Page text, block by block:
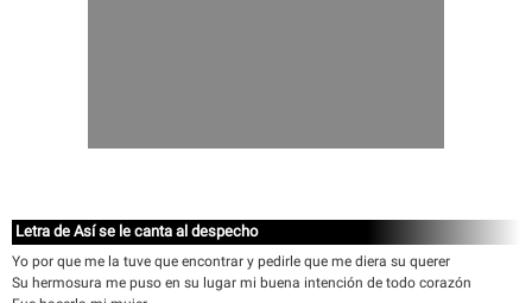
Letra de Así se le canta al despecho
Yo por que me la tuve que encontrar y pedirle que me diera su querer
Su hermosura me puso en su lugar mi buena intención de todo corazón